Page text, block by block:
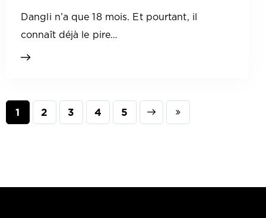
Dangli n’a que 18 mois. Et pourtant, il
connaît déjà le pire…
1 2 3 4 5
Next Last